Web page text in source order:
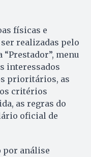
físicas e
realizadas pelo
“Prestador”, menu
interessados
prioritários, as
critérios
as regras do
oficial de
por análise